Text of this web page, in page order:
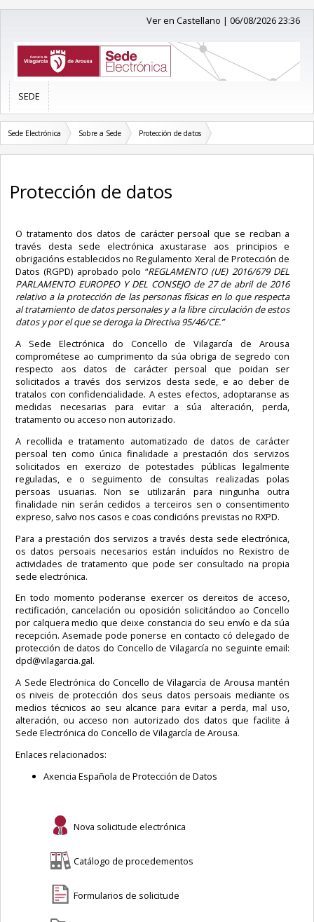
Ver en Castellano |06/08/2026 23:36
SEDE
Sede Electrónica Sobre a Sede Protección de datos
Protección de datos
O tratamento dos datos de carácter persoal que se reciban a
través desta sede electrónica axustarase aos principios e
obrigacións establecidos no Regulamento Xeral de Protección de
Datos (RGPD) aprobado polo “REGLAMENTO (UE) 2016/679 DEL
PARLAMENTO EUROPEO Y DEL CONSEJO de 27 de abril de 2016
relativo a la protección de las personas físicas en lo que respecta
al tratamiento de datos personales y a la libre circulación de estos
datos y por el que se deroga la Directiva 95/46/CE.”
A Sede Electrónica do Concello de Vilagarcía de Arousa
comprométese ao cumprimento da súa obriga de segredo con
respecto aos datos de carácter persoal que poidan ser
solicitados a través dos servizos desta sede, e ao deber de
tratalos con confidencialidade. A estes efectos, adoptaranse as
medidas necesarias para evitar a súa alteración, perda,
tratamento ou acceso non autorizado.
A recollida e tratamento automatizado de datos de carácter
persoal ten como única finalidade a prestación dos servizos
solicitados en exercizo de potestades públicas legalmente
reguladas, e o seguimento de consultas realizadas polas
persoas usuarias. Non se utilizarán para ningunha outra
finalidade nin serán cedidos a terceiros sen o consentimento
expreso, salvo nos casos e coas condicións previstas no RXPD.
Para a prestación dos servizos a través desta sede electrónica,
os datos persoais necesarios están incluídos no Rexistro de
actividades de tratamento que pode ser consultado na propia
sede electrónica.
En todo momento poderanse exercer os dereitos de acceso,
rectificación, cancelación ou oposición solicitándoo ao Concello
por calquera medio que deixe constancia do seu envío e da súa
recepción. Asemade pode ponerse en contacto có delegado de
protección de datos do Concello de Vilagarcía no seguinte email:
dpd@vilagarcia.gal.
A Sede Electrónica do Concello de Vilagarcía de Arousa mantén
os niveis de protección dos seus datos persoais mediante os
medios técnicos ao seu alcance para evitar a perda, mal uso,
alteración, ou acceso non autorizado dos datos que facilite á
Sede Electrónica do Concello de Vilagarcía de Arousa.
Enlaces relacionados:
Axencia Española de Protección de Datos
Nova solicitude electrónica
Catálogo de procedementos
Formularios de solicitude